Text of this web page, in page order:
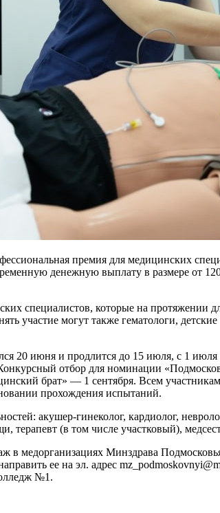
премия для медицинских
денежную выплату в размере от
специалистов, которые на
участие могут также гематологи,
20 июня и продлится до 15 июля, с 1
отбор для номинации
брат» — 1 сентября. Всем
прохождения испытаний.
акушер-гинеколог, кардиолог,
терапевт (в том числе участковый),
в медорганизациях Минздрава
ее на эл. адрес
№1.